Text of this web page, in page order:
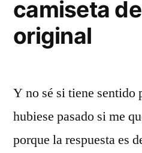
camiseta
original
Y no sé si tiene sentido
hubiese pasado si me
porque la respuesta es